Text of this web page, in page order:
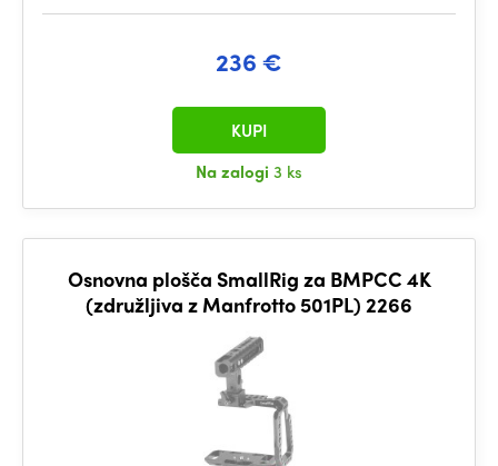
236 €
Na zalogi 3 ks
KUPI
Osnovna plošča SmallRig za BMPCC 4K
(združljiva z Manfrotto 501PL) 2266